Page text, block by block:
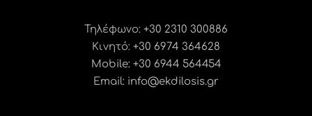
Τηλέφωνο: +30 2310 300886
Κινητό: +30 6974 364628
Mobile: +30 6944 564454
Email: info@ekdilosis.gr